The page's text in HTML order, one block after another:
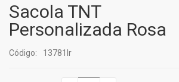
Sacola TNT
Personalizada Rosa
Código: 13781Ir